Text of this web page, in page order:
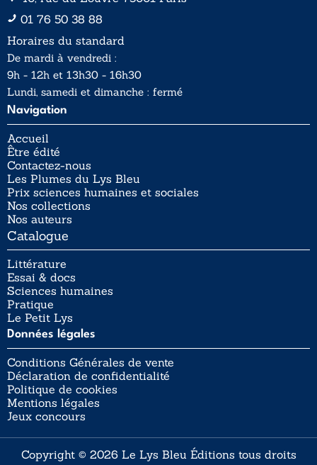
01 76 50 38 88
Horaires du standard
De mardi à vendredi :
9h - 12h et 13h30 - 16h30
Lundi, samedi et dimanche : fermé
Navigation
Accueil
Être édité
Contactez-nous
Les Plumes du Lys Bleu
Prix sciences humaines et sociales
Nos collections
Nos auteurs
Catalogue
Littérature
Essai & docs
Sciences humaines
Pratique
Le Petit Lys
Données légales
Conditions Générales de vente
Déclaration de confidentialité
Politique de cookies
Mentions légales
Jeux concours
Copyright © 2026 Le Lys Bleu Éditions tous droits